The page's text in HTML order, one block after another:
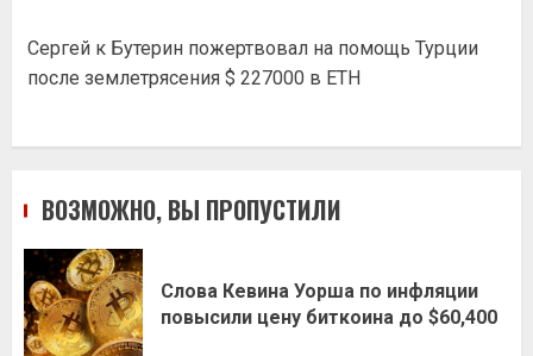
Сергей к Бутерин пожертвовал на помощь Турции
после землетрясения $ 227000 в ETH
ВОЗМОЖНО, ВЫ ПРОПУСТИЛИ
Слова Кевина Уорша по инфляции
повысили цену биткоина до $60,400